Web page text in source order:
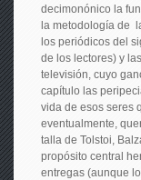
decimonónico la
la metodología de
los periódicos del
de los lectores) y
televisión, cuyo
capítulo las
vida de esos seres
eventualmente,
talla de Tolstoi,
propósito central
entregas (aunque